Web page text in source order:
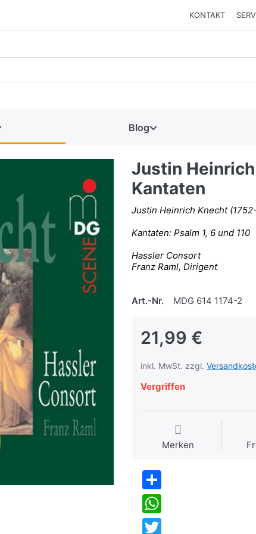
KONTAKT
Blog
Justin
Kantaten
Justin Heinrich Knecht
Kantaten: Psalm 1, 6 und 110
Hassler Consort
Franz Raml, Dirigent
Art.-Nr. MDG 614 1174-2
21,99 €
inkl. MwSt. zzgl.
Vergriffen
Merken
Share
WhatsApp